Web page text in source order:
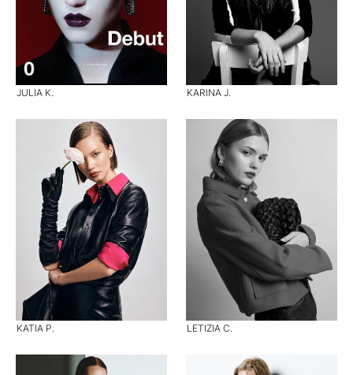
JULIA K. KARINA J.
KATIA P. LETIZIA C.